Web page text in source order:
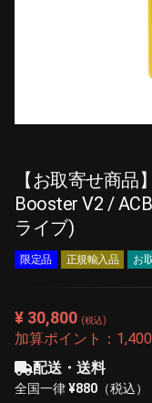
【お取寄せ商品
Booster V2 /
ライブ)
限定品 正規輸入品 お
¥ 30,800 (税込)
加算ポイント： 1,400
配送・送料
全国一律¥880 （税込）